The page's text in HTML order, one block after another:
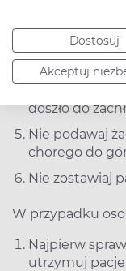
Dostosuj
Akceptuj
Czekając na
udrożnionymi
doszło do
Nie podawaj
chorego do
Nie zostawiaj
W przypadku
Najpierw
utrzymuj